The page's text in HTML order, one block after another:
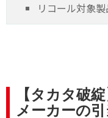
リコール対象
【タカタ破
メーカーの